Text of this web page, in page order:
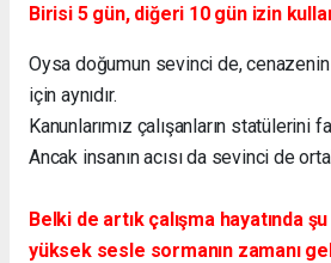
Birisi 5 gün, diğeri 10 gün izin
Oysa doğumun sevinci de,
için aynıdır.
Kanunlarımız çalışanların statülerini
Ancak insanın acısı da sevinci de
Belki de artık çalışma hayatında
yüksek sesle sormanın zamanı